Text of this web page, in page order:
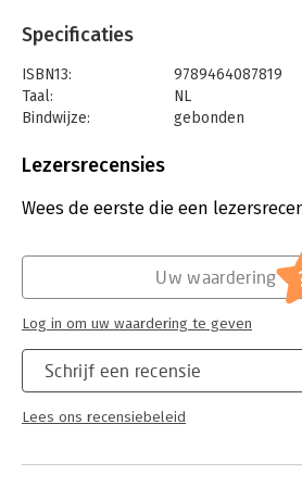
plezier! Help dieren hun weg
te vinden, zoek de verschillen
en teken er vrolijk op los.
Specificaties
ISBN13:
9789464087819
Taal:
NL
Bindwijze:
gebonden
Uitgever:
Verschijningsdatum:
9-5-2025
Lezersrecensies
Wees de eerste die een
Schrijf een recensie
Lees ons recensiebeleid
Uw waardering
Log in om uw waardering te geven